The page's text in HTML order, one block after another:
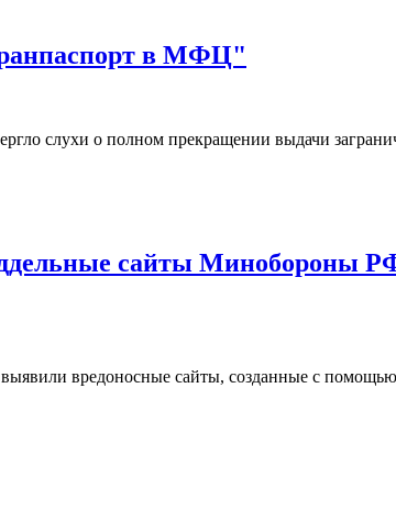
в МФЦ"
слухи о полном прекращении выдачи
сайты Минобороны
вредоносные сайты, созданные с